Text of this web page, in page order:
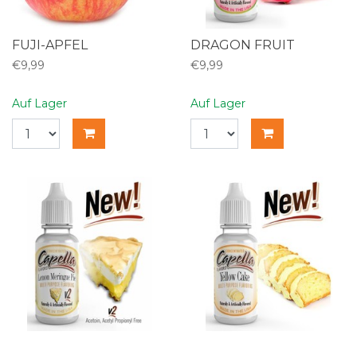
FUJI-APFEL
€9,99
Auf Lager
DRAGON FRUIT
€9,99
Auf Lager